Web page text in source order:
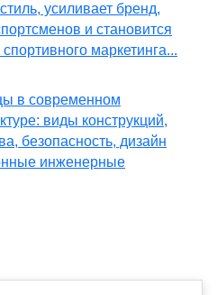
усиливает бренд,
и становится
маркетинга...
в современном
виды конструкций,
безопасность, дизайн
инженерные